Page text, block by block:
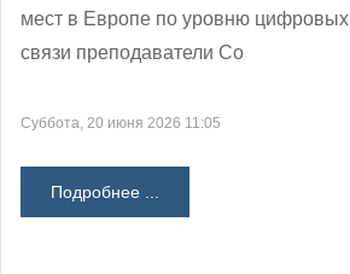
мест в Европе по уровню
связи преподаватели Со
Суббота, 20 июня 2026 11:05
Подробнее ...